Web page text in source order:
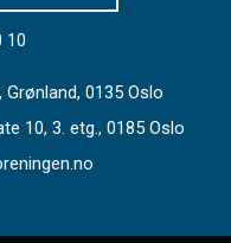
10
0135 Oslo
10, 3. etg., 0185 Oslo